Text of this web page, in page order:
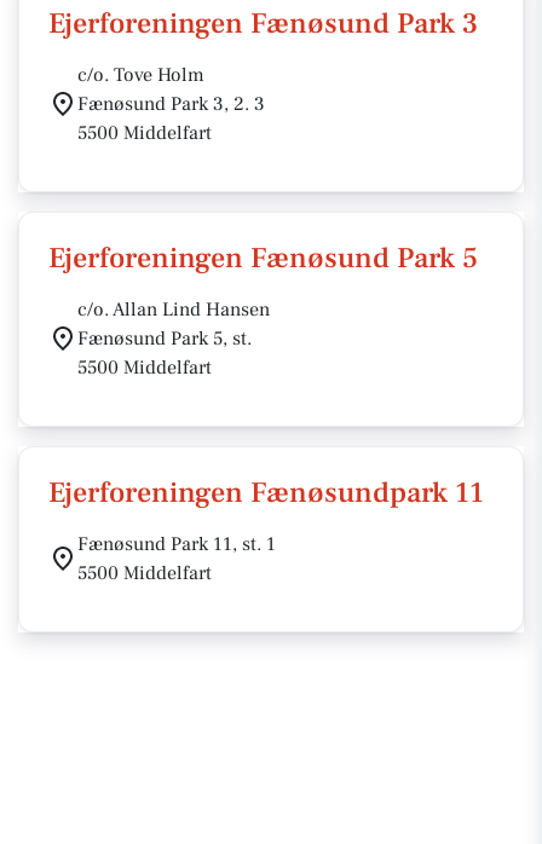
Ejerforeningen Fænøsund Park 3
c/o. Tove Holm
Fænøsund Park 3, 2. 3
5500 Middelfart
Ejerforeningen Fænøsund Park 5
c/o. Allan Lind Hansen
Fænøsund Park 5, st.
5500 Middelfart
Ejerforeningen Fænøsundpark 11
Fænøsund Park 11, st. 1
5500 Middelfart